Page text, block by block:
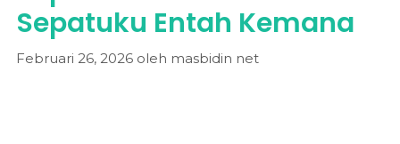
Sepatuku Entah Kemana
Februari 26, 2026 oleh masbidin net